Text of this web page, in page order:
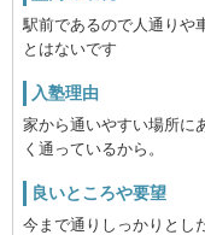
駅前であるので人通りや
とはないです
入塾理由
家から通いやすい場所に
く通っているから。
良いところや要望
今まで通りしっかりとし